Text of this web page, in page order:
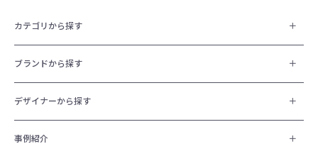
カテゴリから探す
ブランドから探す
デザイナーから探す
事例紹介